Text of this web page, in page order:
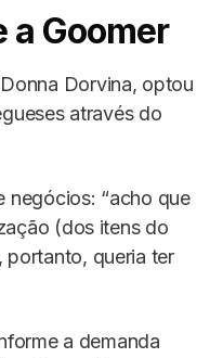
a Goomer
Dorvina, optou
através do
negócios: “acho que
(dos itens do
portanto, queria ter
a demanda